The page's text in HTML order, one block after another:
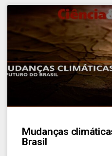
Mudanças
Brasil